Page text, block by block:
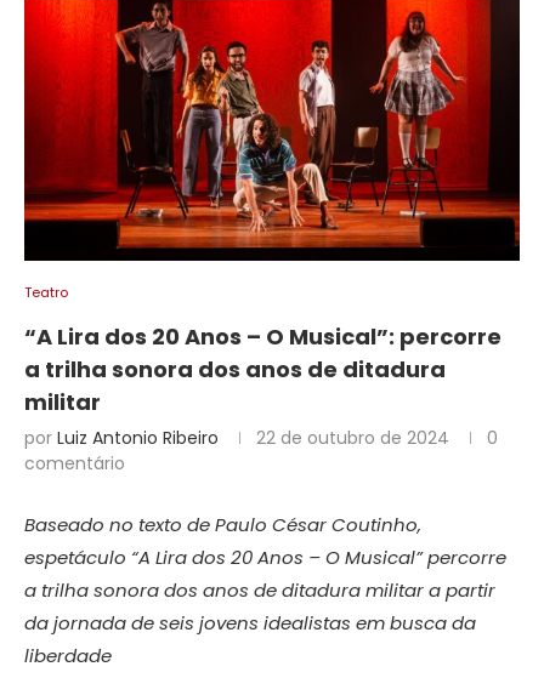
Teatro
“A Lira dos 20 Anos – O Musical”: percorre
a trilha sonora dos anos de ditadura
militar
por Luiz Antonio Ribeiro 22 de outubro de 2024
0
comentário
Baseado no texto de Paulo César Coutinho,
espetáculo “A Lira dos 20 Anos – O Musical” percorre
a trilha sonora dos anos de ditadura militar a partir
da jornada de seis jovens idealistas em busca da
liberdade